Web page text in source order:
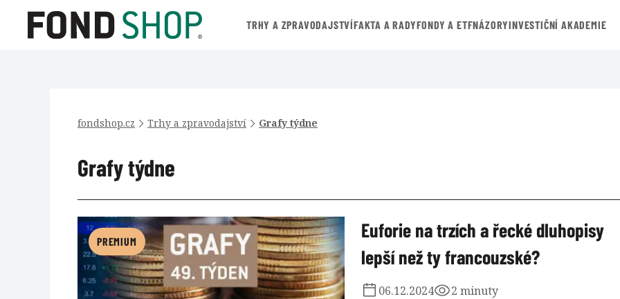
TRHY A ZPRAVODAJSTVÍFAKTA A RADYFONDY A ETFNÁZORYINVESTIČNÍ AKADEMIE
fondshop.cz Trhy a zpravodajství Grafy týdne
Grafy týdne
PREMIUM
Euforie na trzích a řecké dluhopisy
lepší než ty francouzské?
06.12.2024 2 minuty